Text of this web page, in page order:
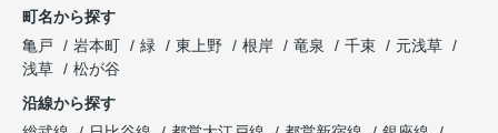
町名から探す
亀戸
岩本町 緑 東上野 根岸 竜泉 千束
元浅草
浅草
松が谷
沿線から探す